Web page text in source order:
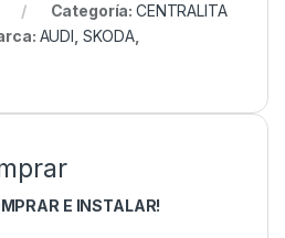
Categoría: CENTRALITA
AUDI SKODA
E INSTALAR!